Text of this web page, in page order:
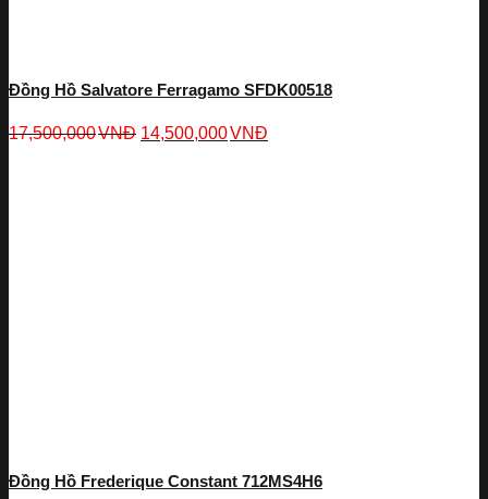
Đồng Hồ Salvatore Ferragamo SFDK00518
17,500,000VNĐ 14,500,000VNĐ
Đồng Hồ Frederique Constant 712MS4H6